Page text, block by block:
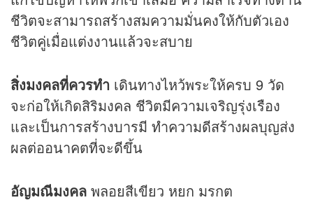
ชีวิตจะสามารถสร้างสมความมั่นคงให้กับตัวเอง
ชีวิตคู่เมื่อแต่งงานแล้วจะสบาย
สิ่งมงคลที่ควรทำ เดินทางไหว้พระให้ครบ 9 วัด
จะก่อให้เกิดสิริมงคล ชีวิตมีความเจริญรุ่งเรือง
และเป็นการสร้างบารมี ทำความดีสร้างผลบุญส่ง
ผลต่ออนาคตที่จะดีขึ้น
อัญมณีมงคล พลอยสีเขียว หยก มรกต